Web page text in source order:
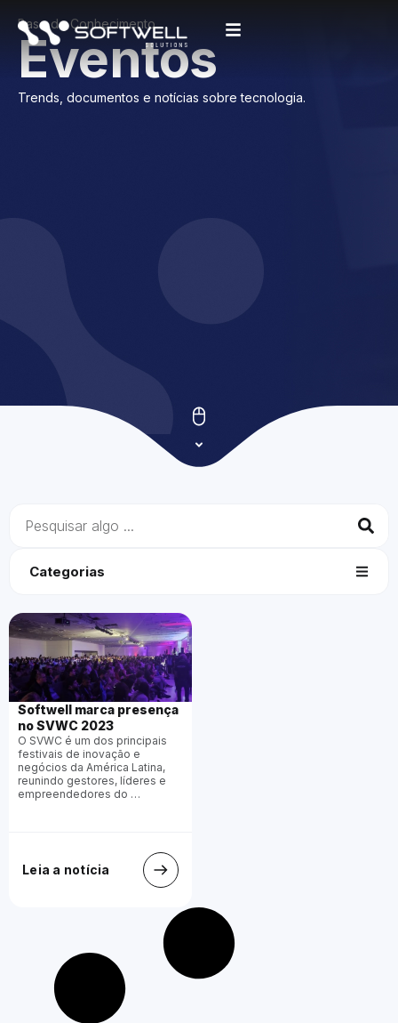
Base de Conhecimento
Eventos
Trends, documentos e notícias sobre tecnologia.
Categorias
Softwell marca presença
no SVWC 2023
O SVWC é um dos principais
festivais de inovação e
negócios da América Latina,
reunindo gestores, líderes e
empreendedores do …
Leia a notícia